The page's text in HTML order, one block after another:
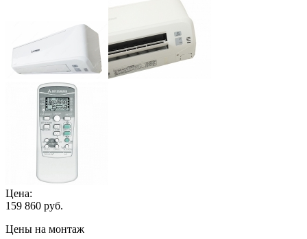
Цена:
159 860 руб.
Цены на монтаж